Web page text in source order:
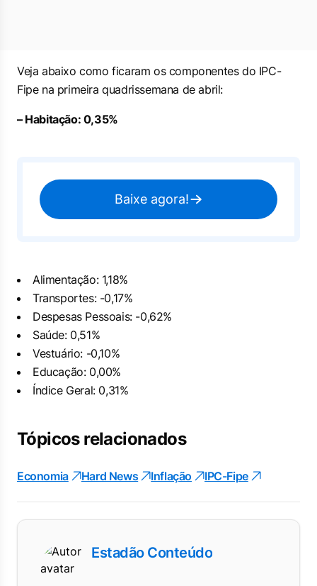
Veja abaixo como ficaram os componentes do IPC-
Fipe na primeira quadrissemana de abril:
– Habitação: 0,35%
Baixe agora!
Alimentação: 1,18%
Transportes: -0,17%
Despesas Pessoais: -0,62%
Saúde: 0,51%
Vestuário: -0,10%
Educação: 0,00%
Índice Geral: 0,31%
Tópicos relacionados
Economia Hard News Inflação IPC-Fipe
Estadão Conteúdo